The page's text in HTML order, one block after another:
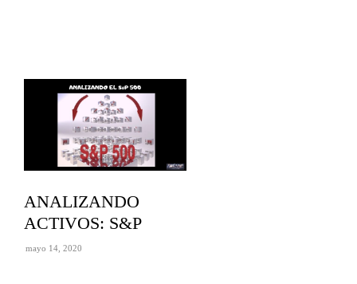
ANALIZANDO
ACTIVOS: S&P
mayo 14, 2020